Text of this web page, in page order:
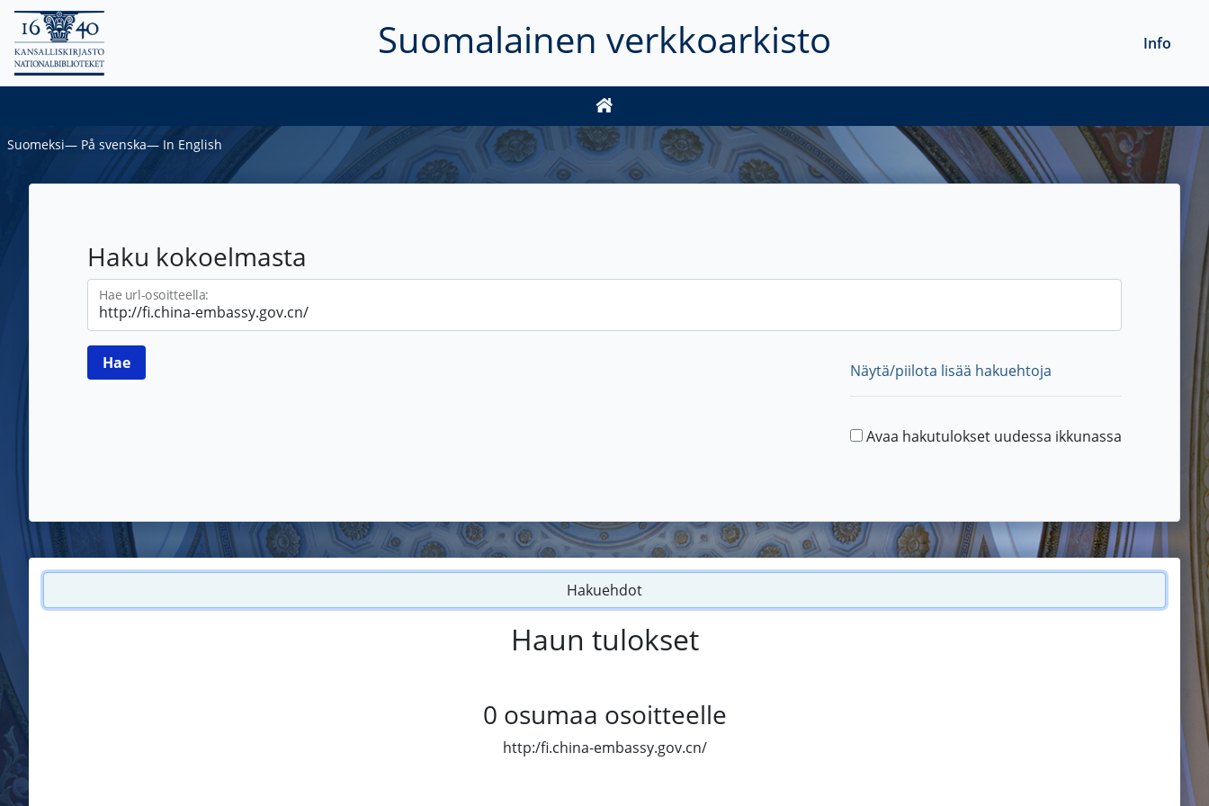
Suomalainen verkkoarkisto Info
Suomeksi― På svenska― In English
Haku kokoelmasta
Hae url-osoitteella:
Näytä/piilota lisää hakuehtoja
Avaa hakutulokset uudessa ikkunassa
Hakuehdot
Haun tulokset
0 osumaa osoitteelle
http:/fi.china-embassy.gov.cn/